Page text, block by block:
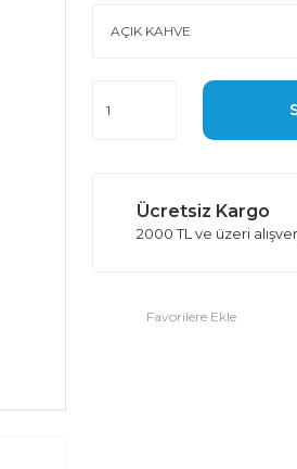
Ücretsiz Kargo
2000 TL ve üzeri